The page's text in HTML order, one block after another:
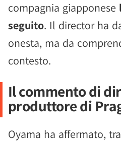
compagnia giapponese
seguito. Il director ha
onesta, ma da
contesto.
Il commento di
produttore di
Oyama ha affermato,